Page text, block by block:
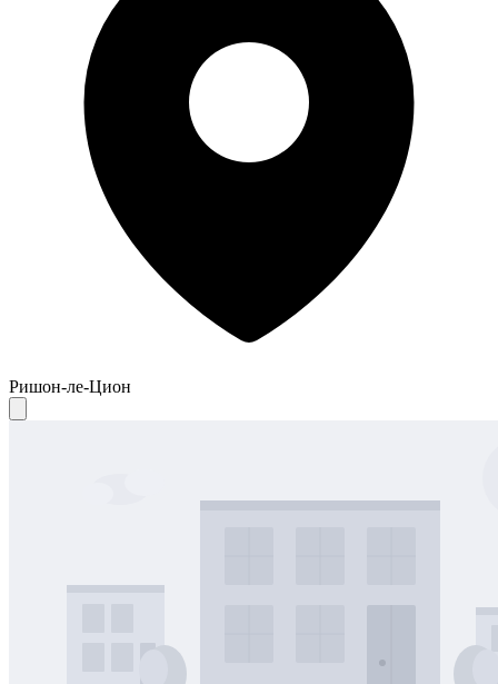
Ришон-ле-Цион